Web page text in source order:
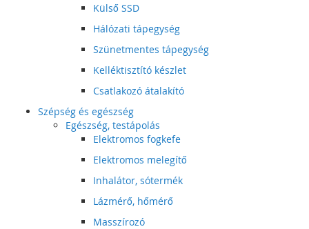
Külső SSD
Hálózati tápegység
Szünetmentes tápegység
Kelléktisztító készlet
Csatlakozó átalakító
Szépség és egészség
Egészség, testápolás
Elektromos fogkefe
Elektromos melegítő
Inhalátor, sótermék
Lázmérő, hőmérő
Masszírozó